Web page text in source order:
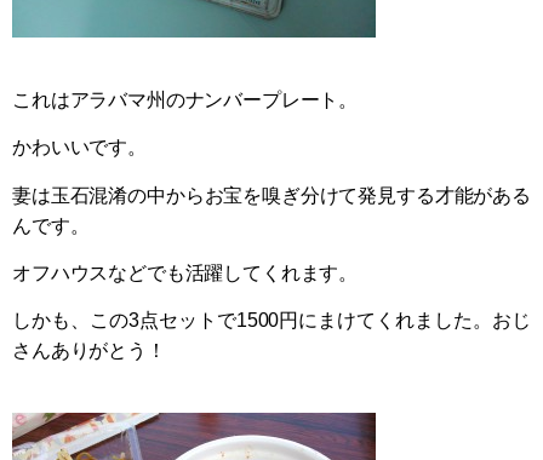
これはアラバマ州のナンバープレート。
かわいいです。
妻は玉石混淆の中からお宝を嗅ぎ分けて発見する才能がある
んです。
オフハウスなどでも活躍してくれます。
しかも、この3点セットで1500円にまけてくれました。おじ
さんありがとう！